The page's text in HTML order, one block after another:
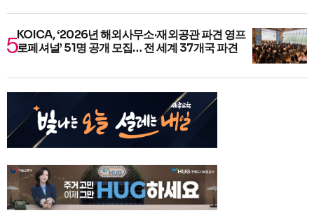
KOICA, ‘2026년 해외사무소·재외공관 파견 영프
로페셔널’ 51명 공개 모집… 전 세계 37개국 파견